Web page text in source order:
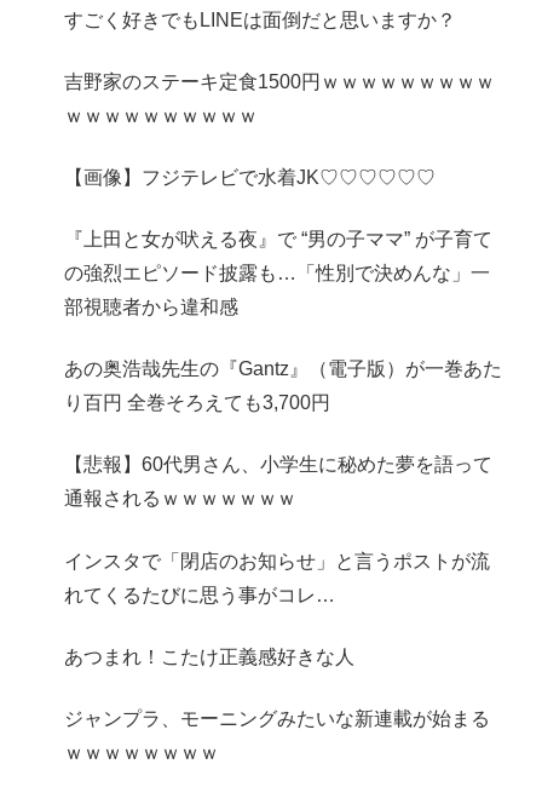
すごく好きでもLINEは面倒だと思いますか？
吉野家のステーキ定食1500円ｗｗｗｗｗｗｗｗｗ
ｗｗｗｗｗｗｗｗｗｗ
【画像】フジテレビで水着JK♡♡♡♡♡♡
『上田と女が吠える夜』で “男の子ママ” が子育て
の強烈エピソード披露も…「性別で決めんな」一
部視聴者から違和感
あの奥浩哉先生の『Gantz』（電子版）が一巻あた
り百円 全巻そろえても3,700円
【悲報】60代男さん、小学生に秘めた夢を語って
通報されるｗｗｗｗｗｗｗ
インスタで「閉店のお知らせ」と言うポストが流
れてくるたびに思う事がコレ…
あつまれ！こたけ正義感好きな人
ジャンプラ、モーニングみたいな新連載が始まる
ｗｗｗｗｗｗｗｗ